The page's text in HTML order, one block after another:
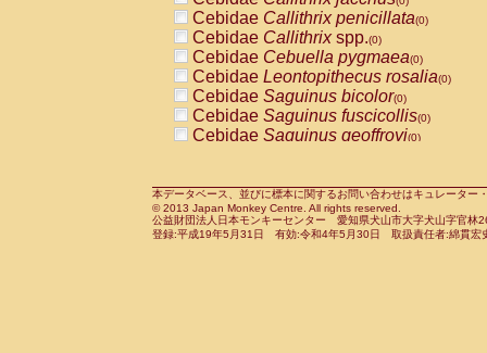
PitheciidaePithecia pithecia(0)
CercopithecidaeCercocebus agilis
CercopithecidaeCercocebus
CercopithecidaeCercocebus
CercopithecidaeCercocebus
CercopithecidaeCercocebus
CercopithecidaeCercocebushybrid
CercopithecidaePapio anubis(0)
CercopithecidaePapio cynocephalus
CercopithecidaePapio hamadryas(0)
Cebidae Callithrix penicillata(0)
Cebidae Callithrixspp.(0)
Cebidae Cebuella pygmaea(0)
Cebidae Leontopithecus rosalia(0)
Cebidae Saguinus bicolor(0)
Cebidae Saguinus fuscicollis(0)
Cebidae Saguinus geoffroyi(0)
CebidaeSaguinus leucopus(0)
CebidaeSaguinus midas(0)
Cebidae Saguinus mystax(0)
本データベース、並びに標本に関するお問い合わせはキュレータ
© 2013 Japan Monkey Centre. All rights reserved.
公益財団法人日本モンキーセンター 愛知県犬山市大字犬山字官
登録:平成19年5月31日 有効:令和4年5月30日 取扱責任者:綿貫宏